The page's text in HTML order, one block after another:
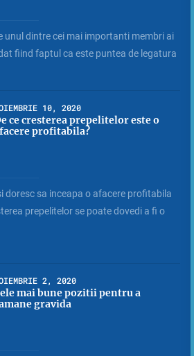
unul dintre cei mai importanti membri ai
fiind faptul ca este puntea de legatura
10, 2020
ce cresterea prepelitelor este o
profitabila?
doresc sa inceapa o afacere profitabila
prepelitelor se poate dovedi a fi o
2, 2020
mai bune pozitii pentru a
gravida